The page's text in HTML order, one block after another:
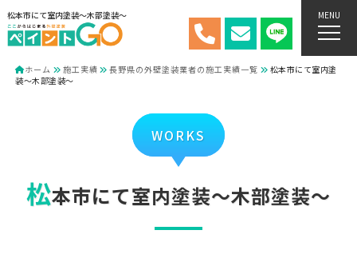
松本市にて室内塗装～木部塗装～ MENU
ホーム 施工実績 長野県の外壁塗装業者の施工実績一覧
松本市にて室内塗
装～木部塗装～
WORKS
松本市にて室内塗装～木部塗装～